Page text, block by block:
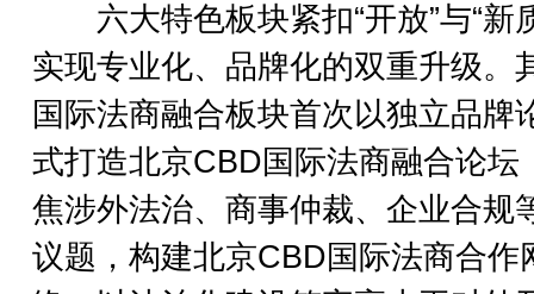
六大特色板块紧扣“开放”与“新
实现专业化、品牌化的双重升级。
国际法商融合板块首次以独立品牌
式打造北京CBD国际法商融合论坛
焦涉外法治、商事仲裁、企业合规
议题，构建北京CBD国际法商合作